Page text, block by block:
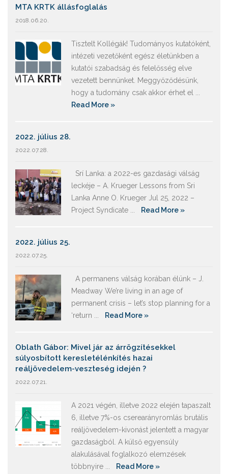
MTA KRTK állásfoglalás
2018.06.20.
Tisztelt Kollégák! Tudományos kutatóként,
intézeti vezetőként egész életünkben a
kutatói szabadság és felelősség elve
vezetett bennünket. Meggyőződésünk,
hogy a tudomány csak akkor érhet el ...
Read More »
2022. július 28.
2022.07.28.
Srí Lanka: a 2022-es gazdasági válság
leckéje – A. Krueger Lessons from Sri
Lanka Anne O. Krueger Jul 25, 2022 –
Project Syndicate ... Read More »
2022. július 25.
2022.07.25.
A permanens válság korában élünk – J.
Meadway We’re living in an age of
permanent crisis – let’s stop planning for a
‘return ... Read More »
Oblath Gábor: Mivel jár az árrögzítésekkel
súlyosbított keresletélénkítés hazai
reáljövedelem-veszteség idején ?
2022.07.21.
A 2021 végén, illetve 2022 elején tapaszalt
6, illetve 7%-os cserearányromlás brutális
reáljövedelem-kivonást jelentett a magyar
gazdaságból. A külső egyensúly
alakulásával foglalkozó elemzések
többnyire ... Read More »